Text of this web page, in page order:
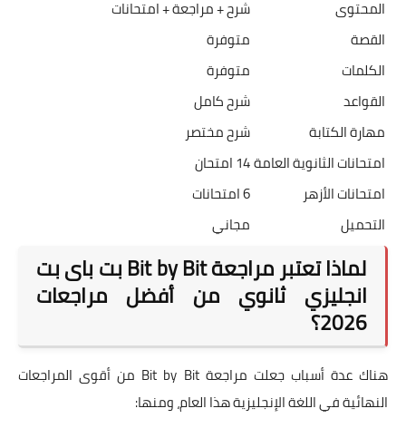
المحتوى
شرح + مراجعة + امتحانات
القصة
متوفرة
الكلمات
متوفرة
القواعد
شرح كامل
مهارة الكتابة
شرح مختصر
امتحانات الثانوية العامة14 امتحان
امتحانات الأزهر
6 امتحانات
التحميل
مجاني
لماذا تعتبر مراجعة Bit by Bit بت باى بت
انجليزي ثانوي من أفضل مراجعات
2026؟
هناك عدة أسباب جعلت مراجعة Bit by Bit من أقوى المراجعات
النهائية في اللغة الإنجليزية هذا العام، ومنها: